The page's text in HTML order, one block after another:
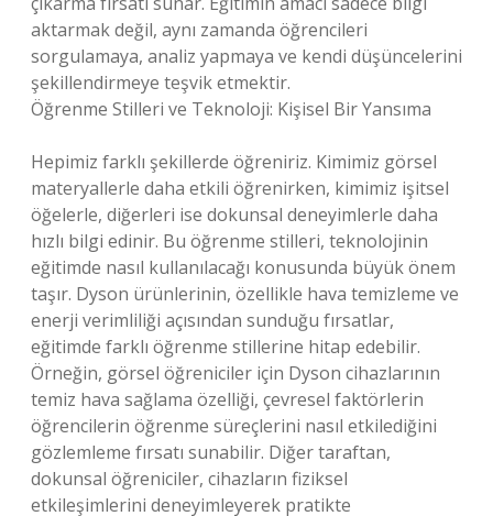
aktarmak değil, aynı zamanda öğrencileri
sorgulamaya, analiz yapmaya ve kendi düşüncelerini
şekillendirmeye teşvik etmektir.
Öğrenme Stilleri ve Teknoloji: Kişisel Bir Yansıma
Hepimiz farklı şekillerde öğreniriz. Kimimiz görsel
materyallerle daha etkili öğrenirken, kimimiz işitsel
öğelerle, diğerleri ise dokunsal deneyimlerle daha
hızlı bilgi edinir. Bu öğrenme stilleri, teknolojinin
eğitimde nasıl kullanılacağı konusunda büyük önem
taşır. Dyson ürünlerinin, özellikle hava temizleme ve
enerji verimliliği açısından sunduğu fırsatlar,
eğitimde farklı öğrenme stillerine hitap edebilir.
Örneğin, görsel öğreniciler için Dyson cihazlarının
temiz hava sağlama özelliği, çevresel faktörlerin
öğrencilerin öğrenme süreçlerini nasıl etkilediğini
gözlemleme fırsatı sunabilir. Diğer taraftan,
dokunsal öğreniciler, cihazların fiziksel
etkileşimlerini deneyimleyerek pratikte